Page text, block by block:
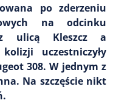
po zderzeniu
na odcinku
z ulicą Kleszcz a
uczestniczyły
308. W jednym z
Na szczęście nikt